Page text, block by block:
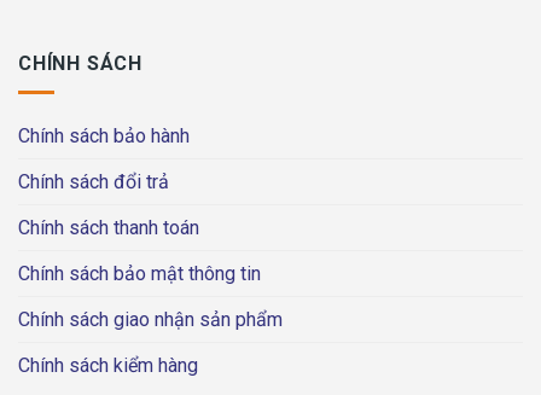
CHÍNH SÁCH
Chính sách bảo hành
Chính sách đổi trả
Chính sách thanh toán
Chính sách bảo mật thông tin
Chính sách giao nhận sản phẩm
Chính sách kiểm hàng